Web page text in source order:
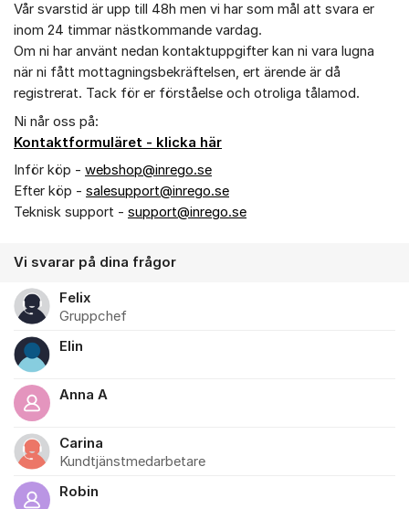
Vår svarstid är upp till 48h men vi har som mål att svara er
inom 24 timmar nästkommande vardag.
Om ni har använt nedan kontaktuppgifter kan ni vara lugna
när ni fått mottagningsbekräftelsen, ert ärende är då
registrerat. Tack för er förståelse och otroliga tålamod.
Ni når oss på:
Kontaktformuläret - klicka här
Inför köp - webshop@inrego.se
Efter köp - salesupport@inrego.se
Teknisk support - support@inrego.se
Vi svarar på dina frågor
Felix
Gruppchef
Elin
Anna A
Carina
Kundtjänstmedarbetare
Robin